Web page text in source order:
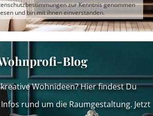
zur Kenntnis genommen
und bin mit ihnen einverstanden.
Blog
Wohnideen? Hier findest Du
rund um die Raumgestaltung. Jetzt